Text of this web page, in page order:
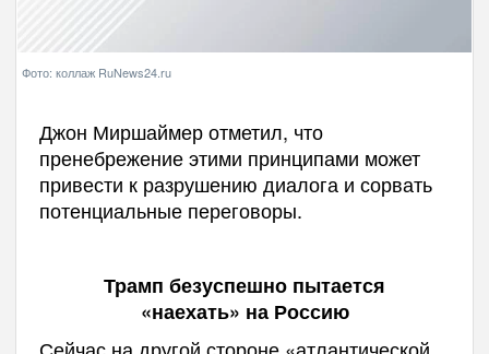
Фото: коллаж RuNews24.ru
Джон Миршаймер отметил, что
пренебрежение этими принципами может
привести к разрушению диалога и сорвать
потенциальные переговоры.
Трамп безуспешно пытается
«наехать» на Россию